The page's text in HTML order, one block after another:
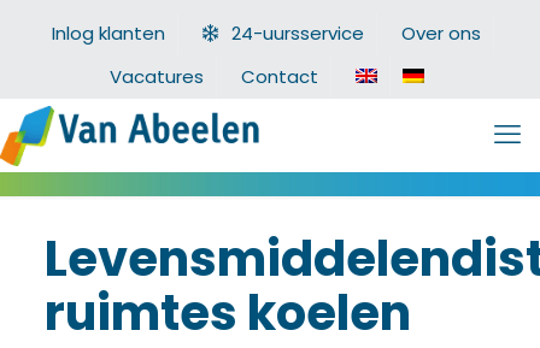
Inlog klanten 24-uursservice
Over ons
Vacatures
Contact
ruimtes koelen